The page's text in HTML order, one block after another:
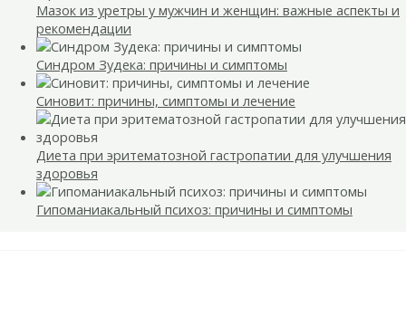
Мазок из уретры у мужчин и женщин: важные аспекты и
рекомендации
Синдром Зудека: причины и симптомы
Синовит: причины, симптомы и лечение
Диета при эритематозной гастропатии для улучшения
здоровья
Гипоманиакальный психоз: причины и симптомы